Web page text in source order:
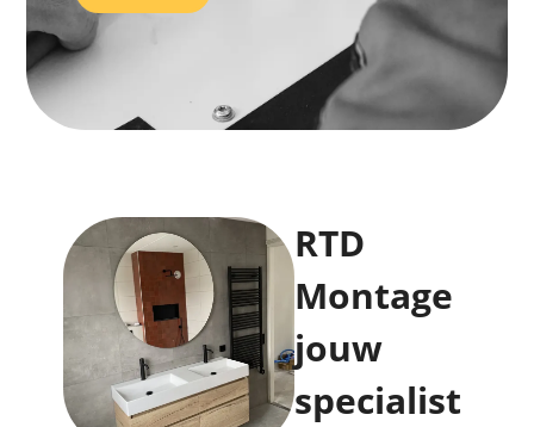
RTD
Montage
jouw
specialist